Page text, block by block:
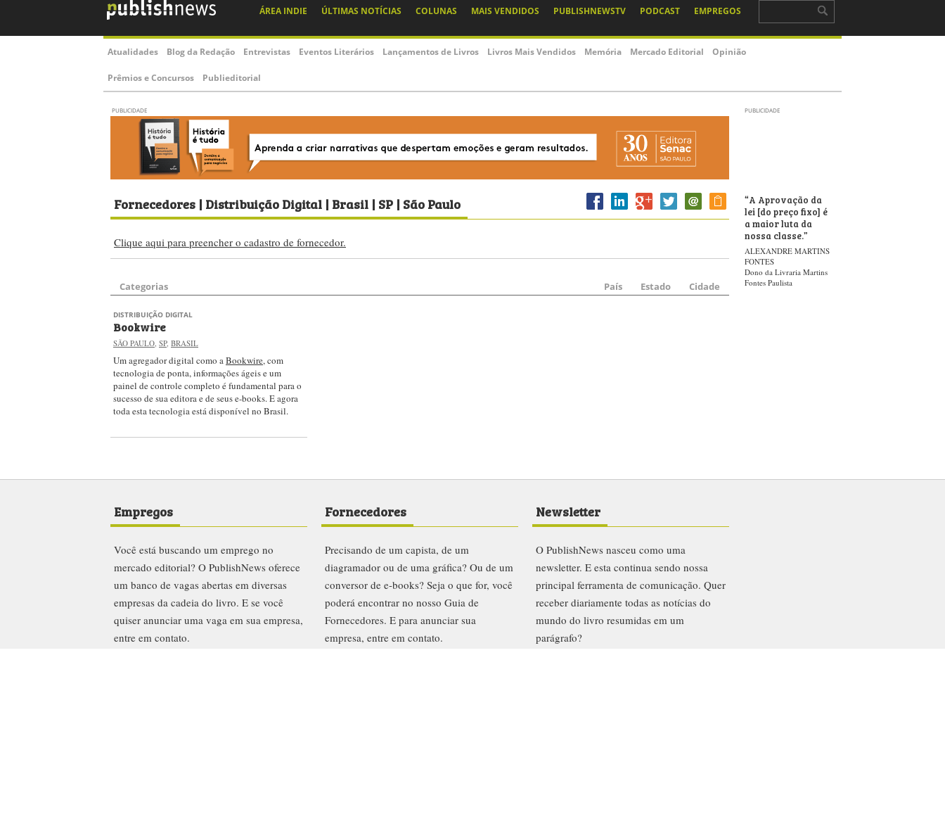
ÁREA INDIE ÚLTIMAS NOTÍCIAS COLUNAS MAIS VENDIDOS PUBLISHNEWSTV PODCAST EMPREGOS
Atualidades Blog da Redação Entrevistas Eventos Literários Lançamentos de Livros Livros Mais Vendidos Memória Mercado Editorial Opinião
Prêmios e Concursos Publieditorial
PUBLICIDADE PUBLICIDADE
Fornecedores | Distribuição Digital | Brasil | SP | São Paulo
Clique aqui para preencher o cadastro de fornecedor.
Categorias País Estado Cidade
DISTRIBUIÇÃO DIGITAL
Bookwire
SÃO PAULO, SP, BRASIL
Um agregador digital como aBookwire, com
tecnologia de ponta, informações ágeis e um
painel de controle completo é fundamental para o
sucesso de sua editora e de seus e-books. E agora
toda esta tecnologia está disponível no Brasil.
“A Aprovação da
lei [do preço fixo] é
a maior luta da
nossa classe.”
ALEXANDRE MARTINS
FONTES
Dono da Livraria Martins
Fontes Paulista
Empregos
Você está buscando um emprego no
mercado editorial? O PublishNews oferece
um banco de vagas abertas em diversas
empresas da cadeia do livro. E se você
quiser anunciar uma vaga em sua empresa,
entre em contato.
Fornecedores
Precisando de um capista, de um
diagramador ou de uma gráfica? Ou de um
conversor de e-books? Seja o que for, você
poderá encontrar no nosso Guia de
Fornecedores. E para anunciar sua
empresa, entre em contato.
Newsletter
O PublishNews nasceu como uma
newsletter. E esta continua sendo nossa
principal ferramenta de comunicação. Quer
receber diariamente todas as notícias do
mundo do livro resumidas em um
parágrafo?